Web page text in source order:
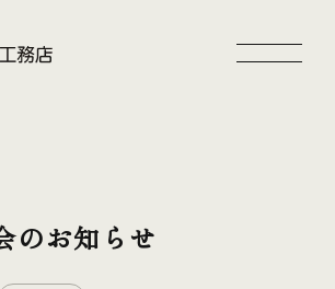
のお知らせ